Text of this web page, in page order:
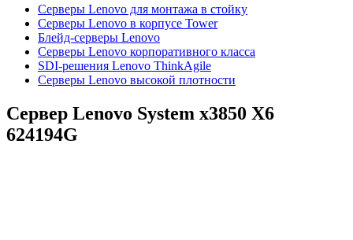
Серверы Lenovo для монтажа в стойку
Серверы Lenovo в корпусе Tower
Блейд-серверы Lenovo
Cерверы Lenovo корпоративного класса
SDI-решения Lenovo ThinkAgile
Серверы Lenovo высокой плотности
Сервер Lenovo System x3850 X6
624194G